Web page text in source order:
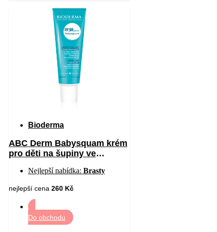
Bioderma
ABC Derm Babysquam krém
pro děti na šupiny ve
Nejlepší nabídka: Brasty
nejlepší cena 260 Kč
Do obchodu